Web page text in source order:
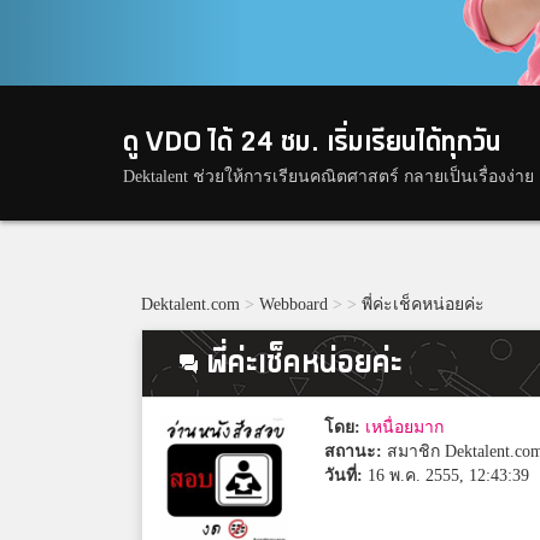
ดู VDO ได้ 24 ชม. เริ่มเรียนได้ทุกวัน
Dektalent ช่วยให้การเรียนคณิตศาสตร์ กลายเป็นเรื่องง่าย
Dektalent.com > Webboard > > พี่ค่ะเช็คหน่อยค่ะ
พี่ค่ะเช็คหน่อยค่ะ
โดย: เหนื่อยมาก
สถานะ: สมาชิก
วันที่: 16 พ.ค. 2555, 12:43:39